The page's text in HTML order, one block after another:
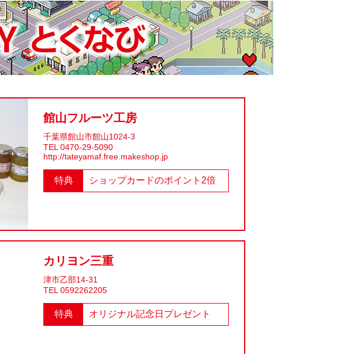
館山フルーツ工房
千葉県館山市館山1024-3
TEL 0470-29-5090
http://tateyamaf.free.makeshop.jp
特典 ショップカードのポイント2倍
カリヨン三重
津市乙部14-31
TEL 0592262205
特典 オリジナル記念日プレゼント